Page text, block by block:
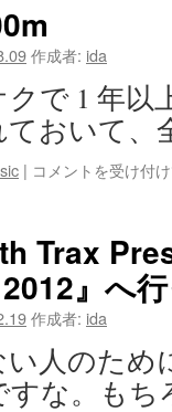
へ、、、』
サ
ト
ラ
が
は
作成者: ida
で 1 年以
ておいて
| EWI3000m
コメントを受け付
Trax
』へ
作成者: ida
人のため
すな。もち